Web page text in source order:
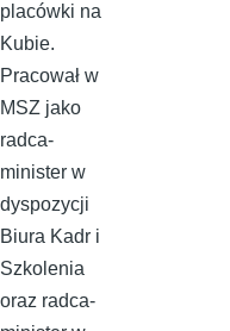
placówki na
Kubie.
Pracował w
MSZ jako
radca-
minister w
dyspozycji
Biura Kadr i
Szkolenia
oraz radca-